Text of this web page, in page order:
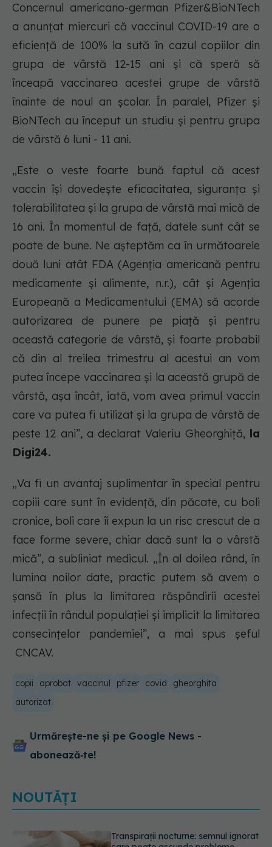
Concernul americano-german Pfizer&BioNTech
a anunțat miercuri că vaccinul COVID-19 are o
eficiență de 100% la sută în cazul copiilor din
grupa de vârstă 12-15 ani și că speră să
înceapă vaccinarea acestei grupe de vârstă
înainte de noul an școlar. În paralel, Pfizer și
BioNTech au început un studiu și pentru grupa
de vârstă 6 luni - 11 ani.
„Este o veste foarte bună faptul că acest
vaccin își dovedește eficacitatea, siguranța și
tolerabilitatea și la grupa de vârstă mai mică de
16 ani. În momentul de față, datele sunt cât se
poate de bune. Ne așteptăm ca în următoarele
două luni atât FDA (Agenția americană pentru
medicamente și alimente, n.r.), cât și Agenția
Europeană a Medicamentului (EMA) să acorde
autorizarea de punere pe piață și pentru
această categorie de vârstă, și foarte probabil
că din al treilea trimestru al acestui an vom
putea începe vaccinarea și la această grupă de
vârstă, așa încât, iată, vom avea primul vaccin
care va putea fi utilizat și la grupa de vârstă de
peste 12 ani”, a declarat Valeriu Gheorghiță, la
Digi24.
„Va fi un avantaj suplimentar în special pentru
copiii care sunt în evidență, din păcate, cu boli
cronice, boli care îi expun la un risc crescut de a
face forme severe, chiar dacă sunt la o vârstă
mică”, a subliniat medicul. „În al doilea rând, în
lumina noilor date, practic putem să avem o
șansă în plus la limitarea răspândirii acestei
infecții în rândul populației și implicit la limitarea
consecințelor pandemiei”, a mai spus șeful
CNCAV.
copii aprobat vaccinul pfizer covid
gheorghita
autorizat
Urmărește-ne și pe Google News -
abonează‑te!
NOUTĂȚI
Ce poți mânca și ce trebuie să eviți